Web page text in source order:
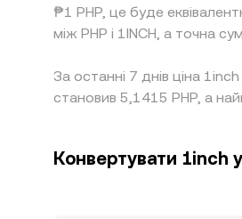
₱1 PHP, це буде
між PHP і 1INCH, а точна
За останні 7 днів ціна
становив 5,1415 PHP, а
Конвертувати 1inch